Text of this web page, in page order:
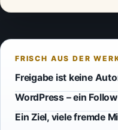
Freigabe ist keine
WordPress – ein
Ein Ziel, viele fremde